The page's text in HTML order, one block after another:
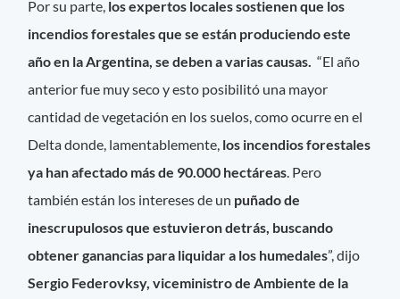
Por su parte, los expertos locales sostienen que los
incendios forestales que se están produciendo este
año en la Argentina, se deben a varias causas.“El año
anterior fue muy seco y esto posibilitó una mayor
cantidad de vegetación en los suelos, como ocurre en el
Delta donde, lamentablemente, los incendios forestales
ya han afectado más de 90.000 hectáreas. Pero
también están los intereses de un puñado de
inescrupulosos que estuvieron detrás, buscando
obtener ganancias para liquidar a los humedales”, dijo
Sergio Federovksy, viceministro de Ambiente de la